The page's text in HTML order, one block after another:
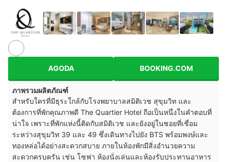
AGODA BOOKING.COM
ภาพรวมผลิตภัณฑ์
สำหรับใครที่มีธุระใกล้กับโรงพยาบาลสมิติเวช สุขุมวิท และ
ต้องการที่พักคุณภาพดี The Quartier Hotel ถือเป็นหนึ่งในคำตอบที่
น่าใจ เพราะที่พักแห่งนี้ติดกับสมิติเวช และยังอยู่ในซอยที่เชื่อม
ระหว่างสุขุมวิท 39 และ 49 ซึ่งเดินทางไปยัง BTS พร้อมพงษ์และ
ทองหล่อได้อย่างสะดวกสบาย ภายในห้องพักมีสิ่งอำนวยความ
สะดวกครบครัน เช่น โซฟา ห้องนั่งเล่นและห้องรับประทานอาหาร